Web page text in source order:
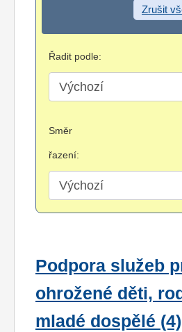
Zrušit
Řadit podle:
Směr
řazení:
Podpora služeb
ohrožené děti,
mladé dospělé (4)